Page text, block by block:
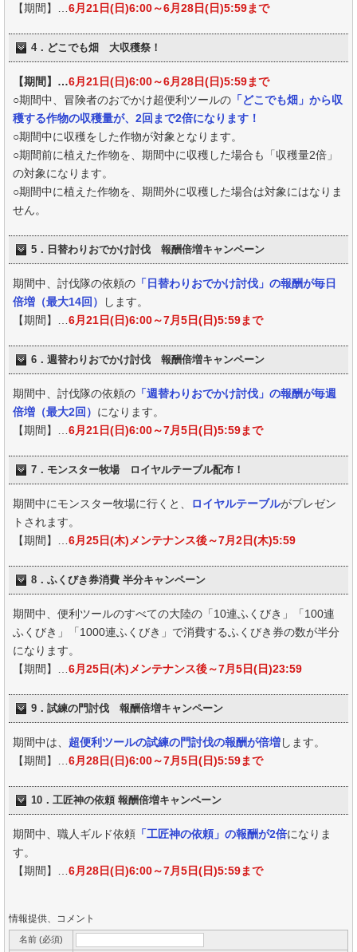
【期間】… 6月21日(日)6:00～6月28日(日)5:59まで
4．どこでも畑 大収穫祭！
【期間】…6月21日(日)6:00～6月28日(日)5:59まで
○期間中、冒険者のおでかけ超便利ツールの 「どこでも畑」から収
穫する作物の収穫量が、2回まで2倍になります！
○期間中に収穫をした作物が対象となります。
○期間前に植えた作物を、期間中に収穫した場合も「収穫量2倍」
の対象になります。
○期間中に植えた作物を、期間外に収穫した場合は対象にはなりま
せん。
5．日替わりおでかけ討伐 報酬倍増キャンペーン
期間中、討伐隊の依頼の 「日替わりおでかけ討伐」の報酬が毎日
倍増（最大14回）
します。
【期間】… 6月21日(日)6:00～7月5日(日)5:59まで
6．週替わりおでかけ討伐 報酬倍増キャンペーン
期間中、討伐隊の依頼の 「週替わりおでかけ討伐」の報酬が毎週
倍増（最大2回） になります。
【期間】… 6月21日(日)6:00～7月5日(日)5:59まで
7．モンスター牧場 ロイヤルテーブル配布！
期間中にモンスター牧場に行くと、 ロイヤルテーブルがプレゼン
トされます。
【期間】… 6月25日(木)メンテナンス後～7月2日(木)5:59
8．ふくびき券消費 半分キャンペーン
期間中、便利ツールのすべての大陸の「10連ふくびき」「100連
ふくびき」「1000連ふくびき」で消費するふくびき券の数が半分
になります。
【期間】… 6月25日(木)メンテナンス後～7月5日(日)23:59
9．試練の門討伐 報酬倍増キャンペーン
期間中は、 超便利ツールの試練の門討伐の報酬が倍増します。
【期間】… 6月28日(日)6:00～7月5日(日)5:59まで
10．工匠神の依頼 報酬倍増キャンペーン
期間中、職人ギルド依頼 「工匠神の依頼」の報酬が2倍になりま
す。
【期間】… 6月28日(日)6:00～7月5日(日)5:59まで
情報提供、コメント
名前 (必須)